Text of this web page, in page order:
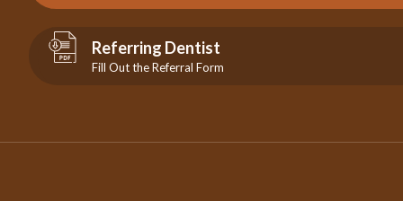
Referring Dentist
Fill Out the Referral Form